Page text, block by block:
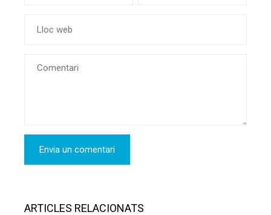
ARTICLES RELACIONATS